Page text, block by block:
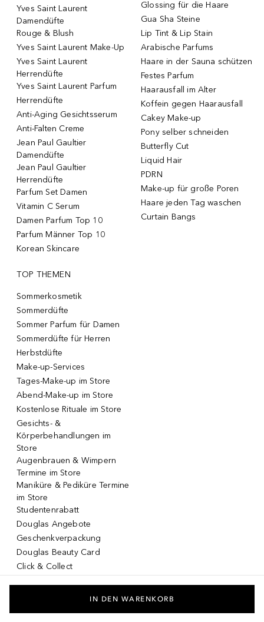
Yves Saint Laurent
Damendüfte
Rouge & Blush
Yves Saint Laurent Make-Up
Yves Saint Laurent
Herrendüfte
Yves Saint Laurent Parfum
Herrendüfte
Anti-Aging Gesichtsserum
Anti-Falten Creme
Jean Paul Gaultier
Damendüfte
Jean Paul Gaultier
Herrendüfte
Parfum Set Damen
Vitamin C Serum
Damen Parfum Top 10
Parfum Männer Top 10
Korean Skincare
Glossing für die Haare
Gua Sha Steine
Lip Tint & Lip Stain
Arabische Parfums
Haare in der Sauna schützen
Festes Parfum
Haarausfall im Alter
Koffein gegen Haarausfall
Cakey Make-up
Pony selber schneiden
Butterfly Cut
Liquid Hair
PDRN
Make-up für große Poren
Haare jeden Tag waschen
Curtain Bangs
TOP THEMEN
Sommerkosmetik
Sommerdüfte
Sommer Parfum für Damen
Sommerdüfte für Herren
Herbstdüfte
Make-up-Services
Tages-Make-up im Store
Abend-Make-up im Store
Kostenlose Rituale im Store
Gesichts- &
Körperbehandlungen im
Store
Augenbrauen & Wimpern
Termine im Store
Maniküre & Pediküre Termine
im Store
Studentenrabatt
Douglas Angebote
Geschenkverpackung
Douglas Beauty Card
Click & Collect
IN DEN WARENKORB